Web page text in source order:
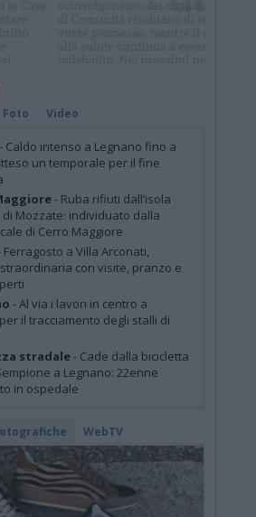
Foto Video
- Caldo intenso a Legnano fino a
un temporale per il fine
- Ruba rifiuti dall’isola
di Mozzate: individuato dalla
di Cerro Maggiore
Ferragosto a Villa Arconati,
con visite, pranzo e
- Al via i lavori in centro a
il tracciamento degli stalli di
stradale- Cade dalla bicicletta
a Legnano: 22enne
in ospedale
WebTV